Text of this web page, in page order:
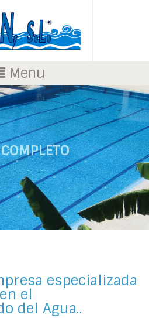
Menu
especializada
en el
del Agua..